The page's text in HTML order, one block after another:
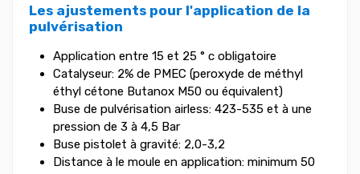
Les ajustements pour l'application de la
pulvérisation
Application entre 15 et 25 ° c obligatoire
Catalyseur: 2% de PMEC (peroxyde de méthyl
éthyl cétone Butanox M50 ou équivalent)
Buse de pulvérisation airless: 423-535 et à une
pression de 3 à 4,5 Bar
Buse pistolet à gravité: 2,0-3,2
Distance à le moule en application: minimum 50